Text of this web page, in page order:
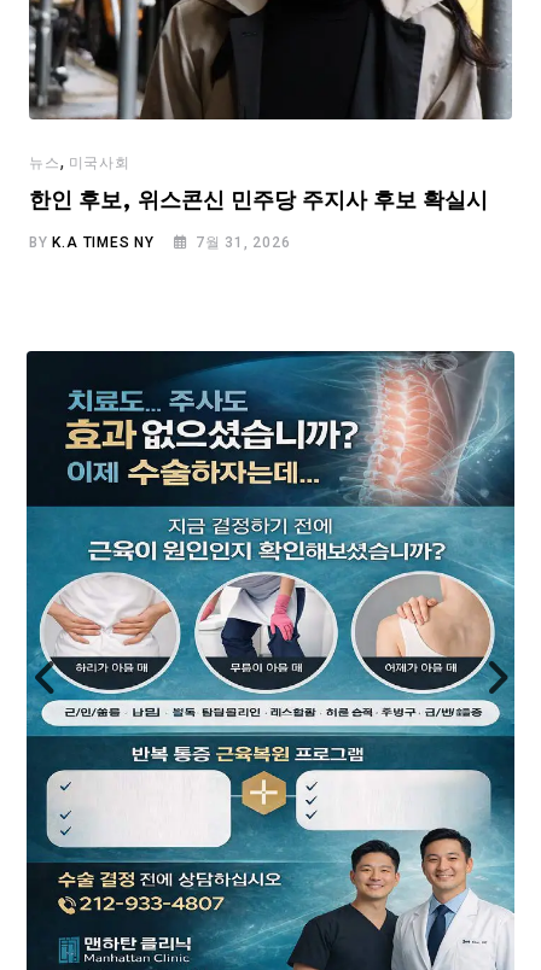
뉴스, 미국사회
한인 후보, 위스콘신 민주당 주지사 후보 확실시
BY K.A TIMES NY 7월 31, 2026